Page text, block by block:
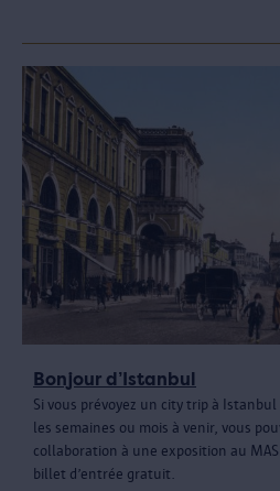
Bonjour d’Istanbul
Si vous prévoyez un city trip à Istanbul
les semaines ou mois à venir, vous
collaboration à une exposition au
billet d’entrée gratuit.